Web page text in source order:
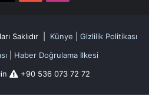
Saklıdır | Künye
Gizlilik Politikası
Haber Doğrulama Ilkesi
+90 536 073 72 72